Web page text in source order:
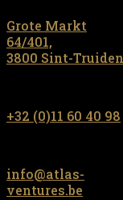
Grote Markt
64/401,
3800 Sint-Truiden
+32 (0)11 60 40 98
info@atlas-
ventures.be